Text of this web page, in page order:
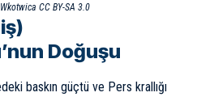
CC BY-SA 3.0
Doğuşu
baskın güçtü ve Pers krallığı